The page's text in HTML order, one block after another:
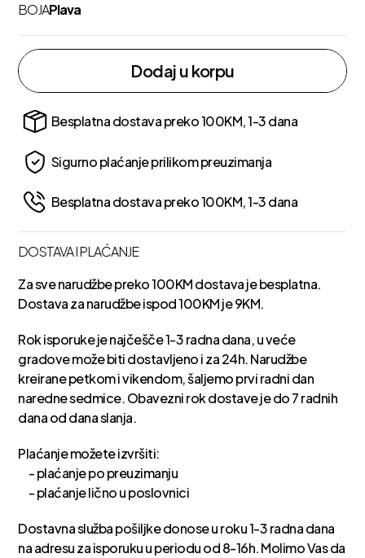
BOJAPlava
Dodaj u korpu
Besplatna dostava preko 100KM, 1-3 dana
Sigurno plaćanje prilikom preuzimanja
Besplatna dostava preko 100KM, 1-3 dana
DOSTAVA I PLAĆANJE
Za sve narudžbe preko 100KM dostava je besplatna.
Dostava za narudžbe ispod 100KM je 9KM.
Rok isporuke je najčešče 1-3 radna dana, u veće
gradove može biti dostavljeno i za 24h. Narudžbe
kreirane petkom i vikendom, šaljemo prvi radni dan
naredne sedmice. Obavezni rok dostave je do 7 radnih
dana od dana slanja.
Plaćanje možete izvršiti:
- plaćanje po preuzimanju
- plaćanje lično u poslovnici
Dostavna služba pošiljke donose u roku 1-3 radna dana
na adresu za isporuku u periodu od 8-16h. Molimo Vas da